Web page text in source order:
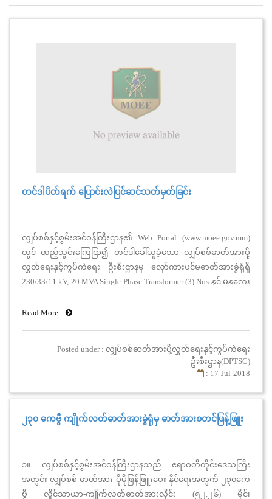
တင်ဒါပိတ်ရက် ပြောင်းလဲပြင်ဆင်သတ်မှတ်ခြင်း
လျှပ်စစ်နှင့်စွမ်းအင်ဝန်ကြီးဌာန၏ Web Portal (www.moee.gov.mm)
တွင် ထည့်သွင်းကြေငြာ၍ တင်ဒါခေါ်ယူခဲ့သော လျှပ်စစ်ဓာတ်အားပို့
လွှတ်ရေးနှင့်ကွပ်ကဲရေး ဦးစီးဌာနမှ လှော်ကားပင်မဓာတ်အားခွဲရုံရှိ
230/33/11 kV, 20 MVA Single Phase Transformer (3) Nos နှင့် မန္တလေး
Phase Transformer (1) No တို့အား ပြုပြင်ထိန်းသိမ်းခြင်း လုပ်ငန်း
ရက်နေ့သို့ (၂) ရက် တိုးမြှင့်၍ ပြောင်းလဲပြင်ဆင်အပ်ပါသည်။
Read More...
Posted under : လျှပ်စစ်ဓာတ်အားပို့လွှတ်ရေးနှင့်ကွပ်ကဲရေး
ဦးစီးဌာန(DPTSC)
: 17-Jul-2018
၂၃၀ ကေဗွီ ကျိုက်လတ်ဓာတ်အားခွဲရုံမှ ဓာတ်အားစတင်ဖြန့်ဖြူး
၁။ လျှပ်စစ်နှင့်စွမ်းအင်ဝန်ကြီးဌာနသည် ဧရာဝတီတိုင်းဒေသကြီး
အတွင်း လျှပ်စစ် ဓာတ်အား ပိုမိုဖြန့်ဖြူးပေး နိုင်ရေးအတွက် ၂၃၀ကေ
ဗွီ လှိုင်သာယာ-ကျိုက်လတ်ဓာတ်အားလိုင်း (၅၂.၂၆) မိုင်၊